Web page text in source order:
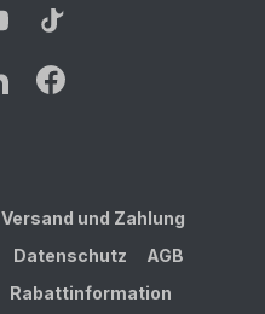
Versand und Zahlung
Datenschutz
AGB
Rabattinformation